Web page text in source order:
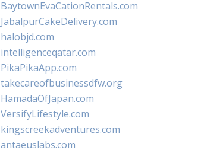
BaytownEvaCationRentals.com
JabalpurCakeDelivery.com
halobjd.com
intelligenceqatar.com
PikaPikaApp.com
takecareofbusinessdfw.org
HamadaOfJapan.com
VersifyLifestyle.com
kingscreekadventures.com
antaeuslabs.com